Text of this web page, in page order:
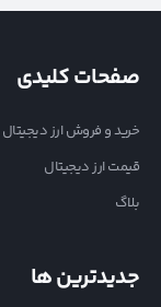
صفحات کلیدی
خرید و فروش ارز دیجیتال
قیمت ارز دیجیتال
بلاگ
جدیدترین ها